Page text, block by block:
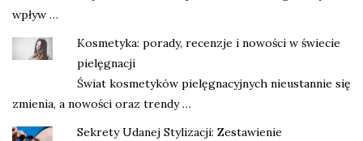
wpływ …
Kosmetyka: porady, recenzje i nowości w świecie
pielęgnacji
Świat kosmetyków pielęgnacyjnych nieustannie się
zmienia, a nowości oraz trendy …
Sekrety Udanej Stylizacji: Zestawienie